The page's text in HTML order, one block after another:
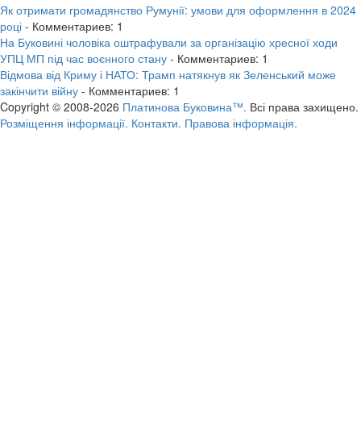
Як отримати громадянство Румунії: умови для оформлення в 2024
році - Комментариев: 1
На Буковині чоловіка оштрафували за організацію хресної ходи
УПЦ МП під час воєнного стану - Комментариев: 1
Відмова від Криму і НАТО: Трамп натякнув як Зеленський може
закінчити війну - Комментариев: 1
Copyright © 2008-2026 Платинова Буковина™. Всі права захищено.
Розміщення інформації. Контакти. Правова інформація.